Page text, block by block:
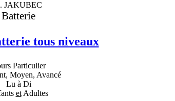
JAKUBEC
Batterie
tous niveaux
Particulier
Moyen, Avancé
Lu à Di
etAdultes